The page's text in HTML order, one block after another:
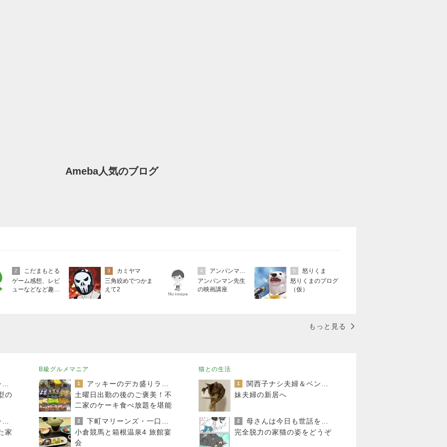
Ameba人気のブログ
2
こだまもとる
ゲーム感想、レビ
ューなどなど趣味
3
カミヤマ
三角絞めでつかま
えて2
4
アンパンマン先生の映画講座
アンパンマン先生
の映画講座
5
怒りくま
怒りくまのブログ
（仮）
もっと見る
の
家
B級グルメマニア
1
土曜日出勤の後のご褒美！不
二家のケーキ食べ放題を堪能
2
小倉競馬と箱根温泉4 旅館宴
会
猫との生活
1
妹夫婦の新居へ
2
完全脱力の家猫の姿をどうぞ